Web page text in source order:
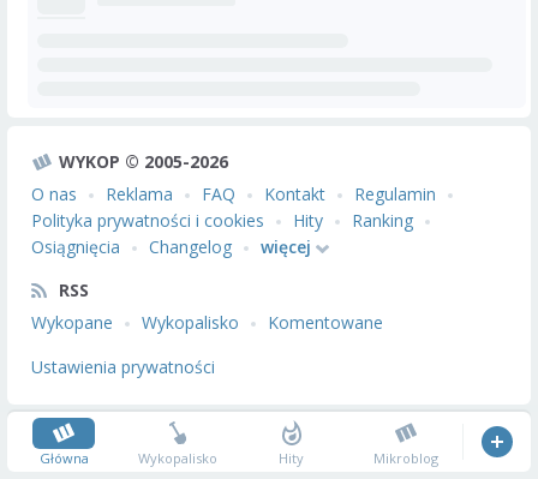
WYKOP © 2005-2026
O nas
Reklama FAQ Kontakt
Regulamin
Polityka prywatności i cookies
Hity
Ranking
Osiągnięcia
Changelog
więcej
RSS
Wykopane
Wykopalisko
Komentowane
Ustawienia prywatności
Główna Wykopalisko Hity Mikroblog